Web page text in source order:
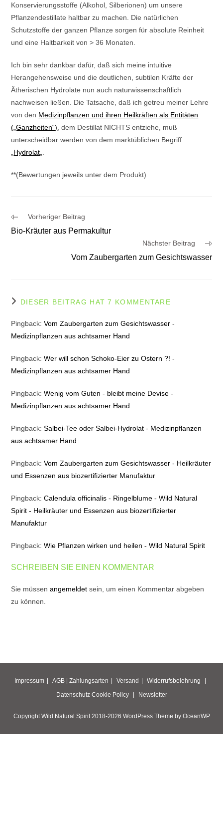
Konservierungsstoffe (Alkohol, Silberionen) um unsere
Pflanzendestillate haltbar zu machen. Die natürlichen
Schutzstoffe der ganzen Pflanze sorgen für absolute Reinheit
und eine Haltbarkeit von > 36 Monaten.
Ich bin sehr dankbar dafür, daß sich meine intuitive
Herangehensweise und die deutlichen, subtilen Kräfte der
Ätherischen Hydrolate nun auch naturwissenschaftlich
nachweisen ließen. Die Tatsache, daß ich getreu meiner Lehre
von den Medizinpflanzen und ihren Heilkräften als Entitäten
(„Ganzheiten“) , dem Destillat NICHTS entziehe, muß
unterscheidbar werden von dem marktüblichen Begriff
Hydrolat
**(Bewertungen jeweils unter dem Produkt)
Weitere
ansehen
Vorheriger Beitrag
Bio-Kräuter aus Permakultur
Nächster Beitrag
Vom Zaubergarten zum Gesichtswasser
DIESER BEITRAG HAT 7 KOMMENTARE
Pingback:Vom Zaubergarten zum Gesichtswasser -
Medizinpflanzen aus achtsamer Hand
Pingback:Wer will schon Schoko-Eier zu Ostern ?! -
Medizinpflanzen aus achtsamer Hand
Pingback:Wenig vom Guten - bleibt meine Devise -
Medizinpflanzen aus achtsamer Hand
Pingback:Salbei-Tee oder Salbei-Hydrolat - Medizinpflanzen
aus achtsamer Hand
Pingback:Vom Zaubergarten zum Gesichtswasser - Heilkräuter
und Essenzen aus biozertifizierter Manufaktur
Pingback:Calendula officinalis - Ringelblume - Wild Natural
Spirit - Heilkräuter und Essenzen aus biozertifizierter
Manufaktur
Pingback:Wie Pflanzen wirken und heilen - Wild Natural Spirit
SCHREIBEN SIE EINEN KOMMENTAR
Sie müssenangemeldet sein, um einen Kommentar abgeben
zu können.
Impressum AGB | Zahlungsarten Versand
Widerrufsbelehrung
Datenschutz Cookie Policy Newsletter
Copyright Wild Natural Spirit 2018-2026 WordPress Theme by OceanWP